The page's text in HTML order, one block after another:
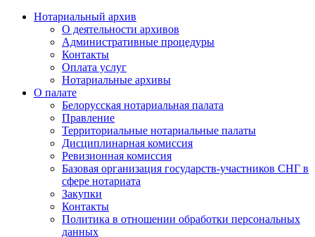
Нотариальный архив
О деятельности архивов
Административные процедуры
Контакты
Оплата услуг
Нотариальные архивы
О палате
Белорусская нотариальная палата
Правление
Территориальные нотариальные палаты
Дисциплинарная комиссия
Ревизионная комиссия
Базовая организация государств-участников СНГ в
сфере нотариата
Закупки
Контакты
Политика в отношении обработки персональных
данных